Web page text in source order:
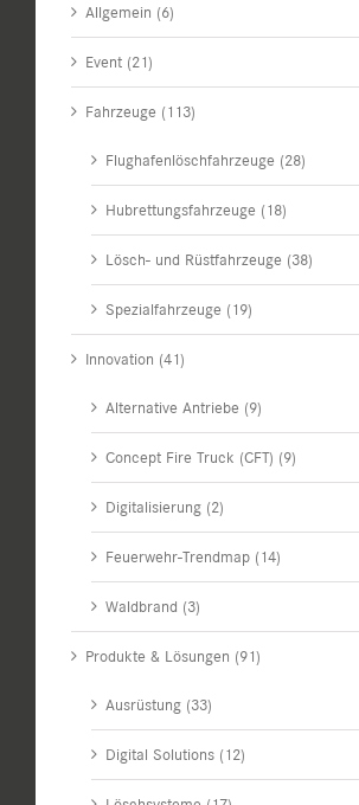
Allgemein (6)
Event (21)
Fahrzeuge (113)
Flughafenlöschfahrzeuge (28)
Hubrettungsfahrzeuge (18)
Lösch- und Rüstfahrzeuge (38)
Spezialfahrzeuge (19)
Innovation (41)
Alternative Antriebe (9)
Concept Fire Truck (CFT) (9)
Digitalisierung (2)
Feuerwehr-Trendmap (14)
Waldbrand (3)
Produkte & Lösungen (91)
Ausrüstung (33)
Digital Solutions (12)